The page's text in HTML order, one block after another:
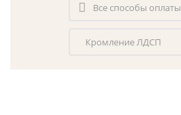
Все способы оплаты
Кромление ЛДСП